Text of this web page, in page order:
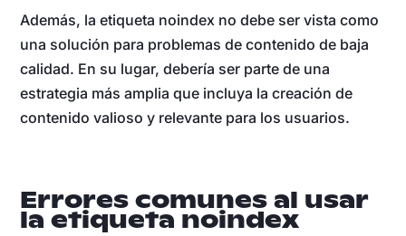
Además, la etiqueta noindex no debe ser vista como
una solución para problemas de contenido de baja
calidad. En su lugar, debería ser parte de una
estrategia más amplia que incluya la creación de
contenido valioso y relevante para los usuarios.
Errores comunes al usar
la etiqueta noindex